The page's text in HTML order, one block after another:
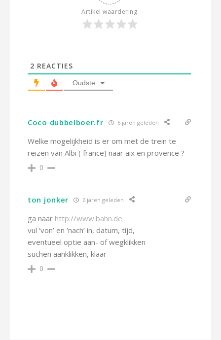
Artikel waardering
2 REACTIES
Oudste
Coco dubbelboer.fr 6 jaren geleden
Welke mogelijkheid is er om met de trein te
reizen van Albi ( france) naar aix en provence ?
0
ton jonker 6 jaren geleden
ga naar http://www.bahn.de
vul ‘von’ en ‘nach’ in, datum, tijd,
eventueel optie aan- of wegklikken
suchen aanklikken, klaar
0